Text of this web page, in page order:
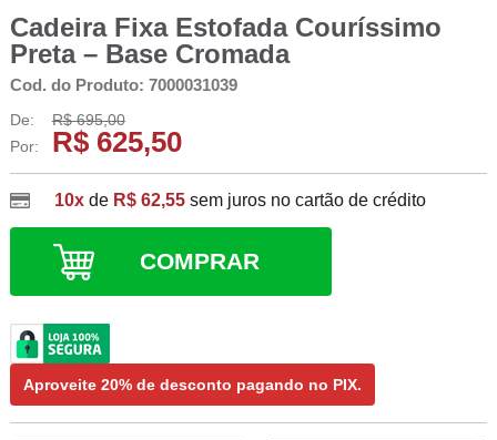
Cadeira Fixa Estofada Couríssimo
Preta – Base Cromada
Cod. do Produto: 7000031039
De:
R$ 695,00
Por:
R$ 625,50
10xde R$ 62,55 sem juros no cartão de crédito
COMPRAR
Aproveite 20% de desconto pagando no PIX.